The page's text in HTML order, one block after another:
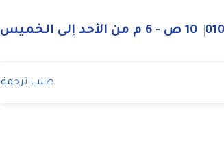
10 ص - 6 م من الأحد إلى الخميس
طلب ترجمة